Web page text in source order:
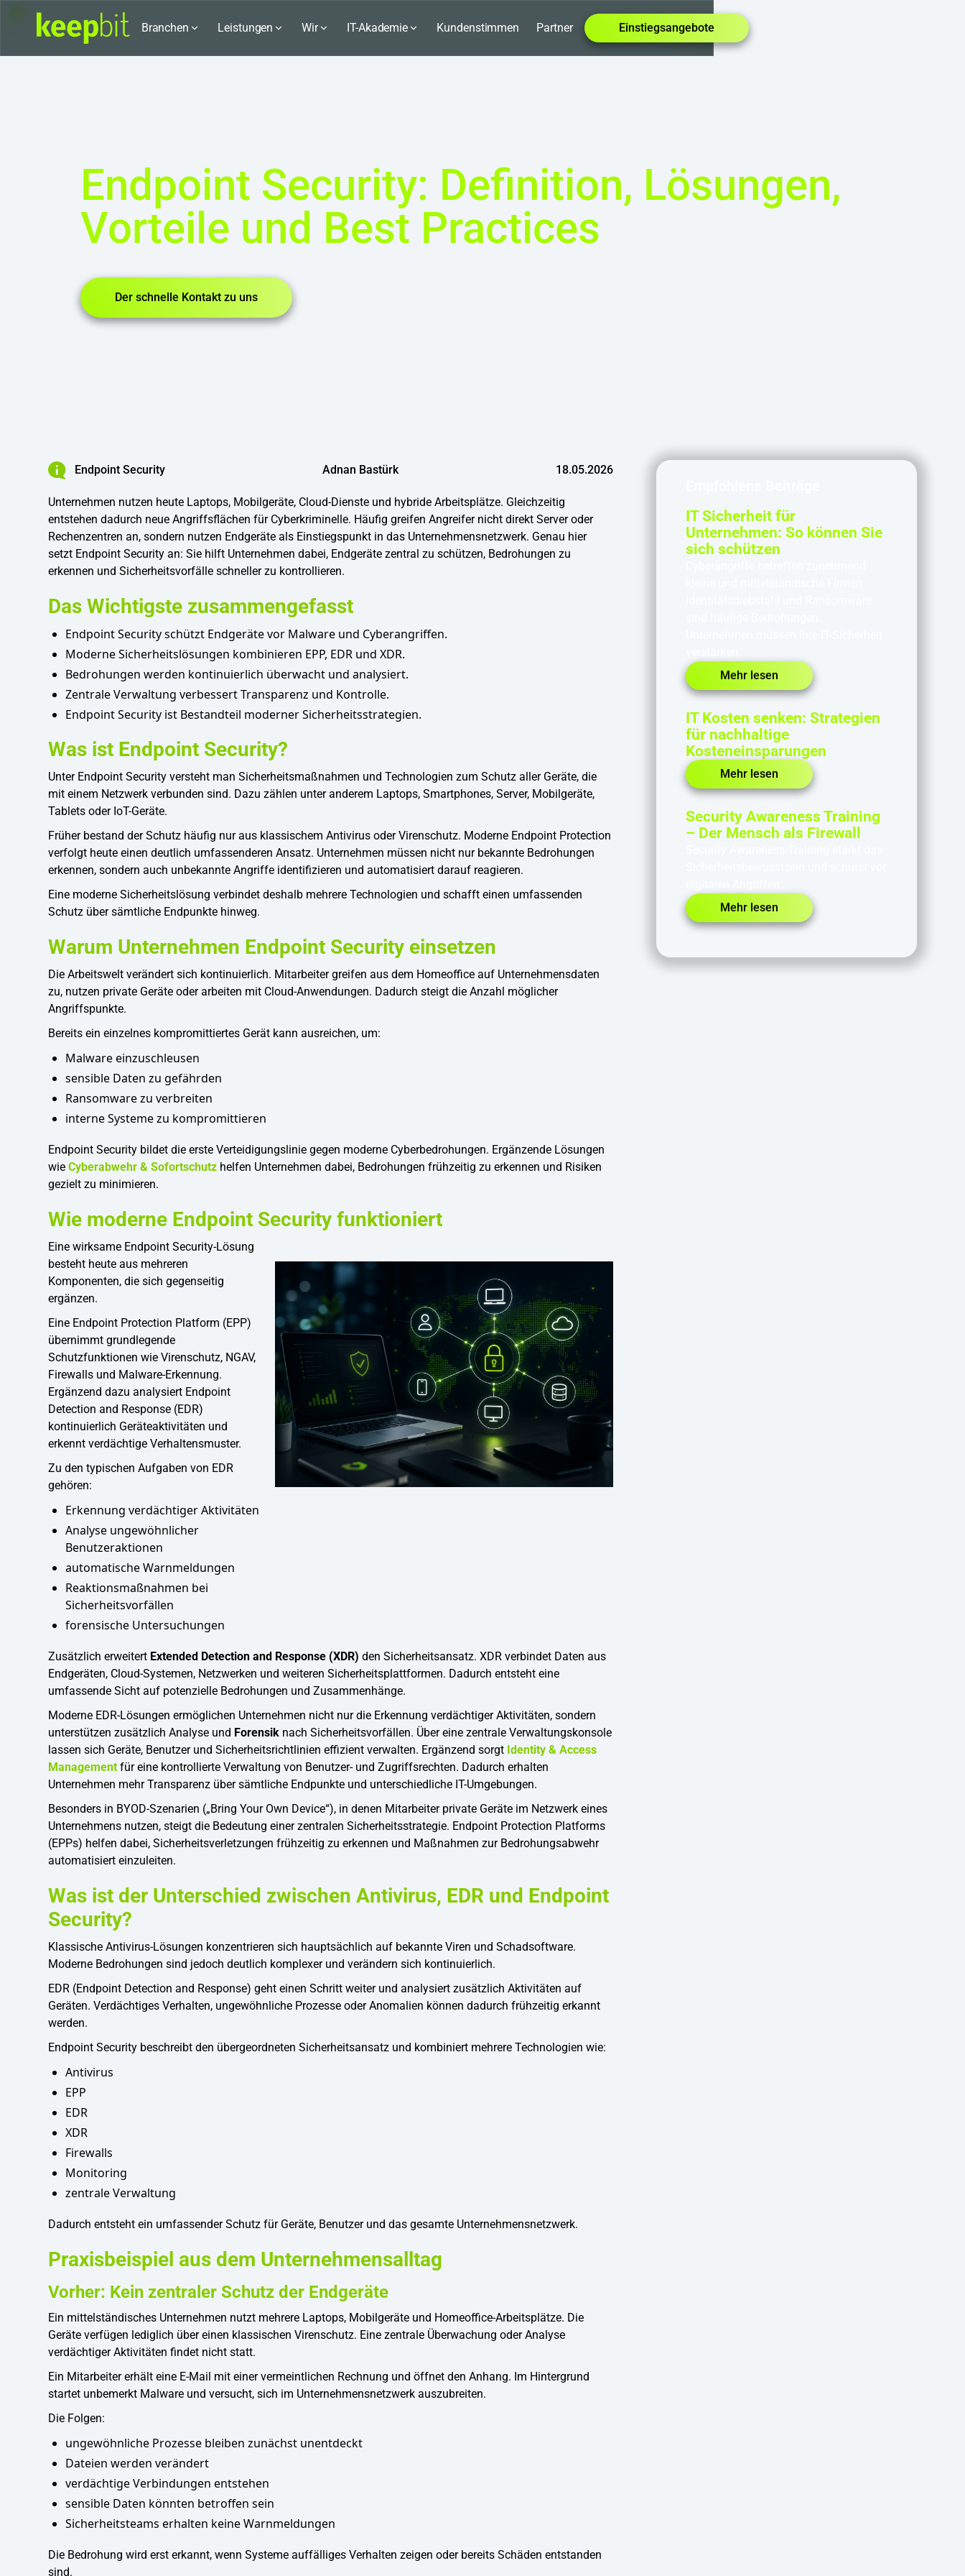
Karriere bei keepbit
Branchen
Leistungen Wir IT-Akademie Kundenstimmen Partner Einstiegsangebote
Endpoint Security: Definition, Lösungen,
Vorteile und Best Practices
Der schnelle Kontakt zu uns
Endpoint Security Adnan Bastürk 18.05.2026
Unternehmen nutzen heute Laptops, Mobilgeräte, Cloud-Dienste und hybride Arbeitsplätze. Gleichzeitig
entstehen dadurch neue Angriffsflächen für Cyberkriminelle. Häufig greifen Angreifer nicht direkt Server oder
Rechenzentren an, sondern nutzen Endgeräte als Einstiegspunkt in das Unternehmensnetzwerk. Genau hier
setzt Endpoint Security an: Sie hilft Unternehmen dabei, Endgeräte zentral zu schützen, Bedrohungen zu
erkennen und Sicherheitsvorfälle schneller zu kontrollieren.
Das Wichtigste zusammengefasst
Endpoint Security schützt Endgeräte vor Malware und Cyberangriffen.
Moderne Sicherheitslösungen kombinieren EPP, EDR und XDR.
Bedrohungen werden kontinuierlich überwacht und analysiert.
Zentrale Verwaltung verbessert Transparenz und Kontrolle.
Endpoint Security ist Bestandteil moderner Sicherheitsstrategien.
Was ist Endpoint Security?
Unter Endpoint Security versteht man Sicherheitsmaßnahmen und Technologien zum Schutz aller Geräte, die
mit einem Netzwerk verbunden sind. Dazu zählen unter anderem Laptops, Smartphones, Server, Mobilgeräte,
Tablets oder IoT-Geräte.
Früher bestand der Schutz häufig nur aus klassischem Antivirus oder Virenschutz. Moderne Endpoint Protection
verfolgt heute einen deutlich umfassenderen Ansatz. Unternehmen müssen nicht nur bekannte Bedrohungen
erkennen, sondern auch unbekannte Angriffe identifizieren und automatisiert darauf reagieren.
Eine moderne Sicherheitslösung verbindet deshalb mehrere Technologien und schafft einen umfassenden
Schutz über sämtliche Endpunkte hinweg.
Warum Unternehmen Endpoint Security einsetzen
Die Arbeitswelt verändert sich kontinuierlich. Mitarbeiter greifen aus dem Homeoffice auf Unternehmensdaten
zu, nutzen private Geräte oder arbeiten mit Cloud-Anwendungen. Dadurch steigt die Anzahl möglicher
Angriffspunkte.
Bereits ein einzelnes kompromittiertes Gerät kann ausreichen, um:
Malware einzuschleusen
sensible Daten zu gefährden
Ransomware zu verbreiten
interne Systeme zu kompromittieren
Endpoint Security bildet die erste Verteidigungslinie gegen moderne Cyberbedrohungen. Ergänzende Lösungen
wieCyberabwehr & Sofortschutz helfen Unternehmen dabei, Bedrohungen frühzeitig zu erkennen und Risiken
gezielt zu minimieren.
Wie moderne Endpoint Security funktioniert
Eine wirksame Endpoint Security-Lösung
besteht heute aus mehreren
Komponenten, die sich gegenseitig
ergänzen.
Eine Endpoint Protection Platform (EPP)
übernimmt grundlegende
Schutzfunktionen wie Virenschutz, NGAV,
Firewalls und Malware-Erkennung.
Ergänzend dazu analysiert Endpoint
Detection and Response (EDR)
kontinuierlich Geräteaktivitäten und
erkennt verdächtige Verhaltensmuster.
Zu den typischen Aufgaben von EDR
gehören:
Erkennung verdächtiger Aktivitäten
Analyse ungewöhnlicher
Benutzeraktionen
automatische Warnmeldungen
Reaktionsmaßnahmen bei
Sicherheitsvorfällen
forensische Untersuchungen
Zusätzlich erweitert Extended Detection and Response (XDR) den Sicherheitsansatz. XDR verbindet Daten aus
Endgeräten, Cloud-Systemen, Netzwerken und weiteren Sicherheitsplattformen. Dadurch entsteht eine
umfassende Sicht auf potenzielle Bedrohungen und Zusammenhänge.
Moderne EDR-Lösungen ermöglichen Unternehmen nicht nur die Erkennung verdächtiger Aktivitäten, sondern
unterstützen zusätzlich Analyse und Forensik nach Sicherheitsvorfällen. Über eine zentrale Verwaltungskonsole
lassen sich Geräte, Benutzer und Sicherheitsrichtlinien effizient verwalten. Ergänzend sorgt Identity & Access
Management für eine kontrollierte Verwaltung von Benutzer- und Zugriffsrechten. Dadurch erhalten
Unternehmen mehr Transparenz über sämtliche Endpunkte und unterschiedliche IT-Umgebungen.
Besonders in BYOD-Szenarien („Bring Your Own Device“), in denen Mitarbeiter private Geräte im Netzwerk eines
Unternehmens nutzen, steigt die Bedeutung einer zentralen Sicherheitsstrategie. Endpoint Protection Platforms
(EPPs) helfen dabei, Sicherheitsverletzungen frühzeitig zu erkennen und Maßnahmen zur Bedrohungsabwehr
automatisiert einzuleiten.
Was ist der Unterschied zwischen Antivirus, EDR und Endpoint
Security?
Klassische Antivirus-Lösungen konzentrieren sich hauptsächlich auf bekannte Viren und Schadsoftware.
Moderne Bedrohungen sind jedoch deutlich komplexer und verändern sich kontinuierlich.
EDR (Endpoint Detection and Response) geht einen Schritt weiter und analysiert zusätzlich Aktivitäten auf
Geräten. Verdächtiges Verhalten, ungewöhnliche Prozesse oder Anomalien können dadurch frühzeitig erkannt
werden.
Endpoint Security beschreibt den übergeordneten Sicherheitsansatz und kombiniert mehrere Technologien wie:
Antivirus
EPP
EDR
XDR
Firewalls
Monitoring
zentrale Verwaltung
Dadurch entsteht ein umfassender Schutz für Geräte, Benutzer und das gesamte Unternehmensnetzwerk.
Praxisbeispiel aus dem Unternehmensalltag
Vorher: Kein zentraler Schutz der Endgeräte
Ein mittelständisches Unternehmen nutzt mehrere Laptops, Mobilgeräte und Homeoffice-Arbeitsplätze. Die
Geräte verfügen lediglich über einen klassischen Virenschutz. Eine zentrale Überwachung oder Analyse
verdächtiger Aktivitäten findet nicht statt.
Ein Mitarbeiter erhält eine E-Mail mit einer vermeintlichen Rechnung und öffnet den Anhang. Im Hintergrund
startet unbemerkt Malware und versucht, sich im Unternehmensnetzwerk auszubreiten.
Die Folgen:
ungewöhnliche Prozesse bleiben zunächst unentdeckt
Dateien werden verändert
verdächtige Verbindungen entstehen
sensible Daten könnten betroffen sein
Sicherheitsteams erhalten keine Warnmeldungen
Die Bedrohung wird erst erkannt, wenn Systeme auffälliges Verhalten zeigen oder bereits Schäden entstanden
sind.
IT Sicherheit für
Unternehmen: So können Sie
sich schützen
Mehr lesen
IT Kosten senken: Strategien
für nachhaltige
Kosteneinsparungen
Mehr lesen
Security Awareness Training
– Der Mensch als Firewall
Mehr lesen